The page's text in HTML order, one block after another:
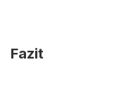
Fazit